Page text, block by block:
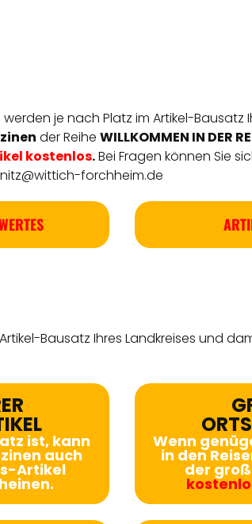
je nach Platz im Artikel-Bausatz
der Reihe WILLKOMMEN IN DER
kostenlos.Bei Fragen können Sie
forchheim.de
Bausatz Ihres Landkreises und
ist, kann
auch
Artikel
Wenn
in den
der